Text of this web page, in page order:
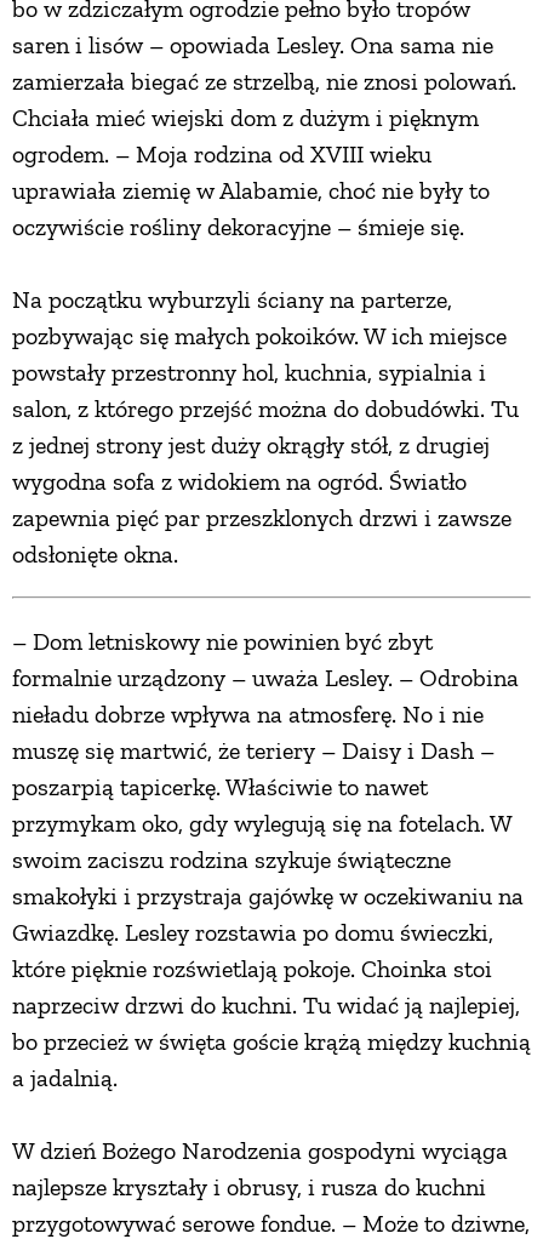
bo w zdziczałym ogrodzie pełno było tropów
saren i lisów – opowiada Lesley. Ona sama nie
zamierzała biegać ze strzelbą, nie znosi polowań.
Chciała mieć wiejski dom z dużym i pięknym
ogrodem. – Moja rodzina od XVIII wieku
uprawiała ziemię w Alabamie, choć nie były to
oczywiście rośliny dekoracyjne – śmieje się.
Na początku wyburzyli ściany na parterze,
pozbywając się małych pokoików. W ich miejsce
powstały przestronny hol, kuchnia, sypialnia i
salon, z którego przejść można do dobudówki. Tu
z jednej strony jest duży okrągły stół, z drugiej
wygodna sofa z widokiem na ogród. Światło
zapewnia pięć par przeszklonych drzwi i zawsze
odsłonięte okna.
– Dom letniskowy nie powinien być zbyt
formalnie urządzony – uważa Lesley. – Odrobina
nieładu dobrze wpływa na atmosferę. No i nie
muszę się martwić, że teriery – Daisy i Dash –
poszarpią tapicerkę. Właściwie to nawet
przymykam oko, gdy wylegują się na fotelach. W
swoim zaciszu rodzina szykuje świąteczne
smakołyki i przystraja gajówkę w oczekiwaniu na
Gwiazdkę. Lesley rozstawia po domu świeczki,
które pięknie rozświetlają pokoje. Choinka stoi
naprzeciw drzwi do kuchni. Tu widać ją najlepiej,
bo przecież w święta goście krążą między kuchnią
a jadalnią.
W dzień Bożego Narodzenia gospodyni wyciąga
najlepsze kryształy i obrusy, i rusza do kuchni
przygotowywać serowe fondue. – Może to dziwne,